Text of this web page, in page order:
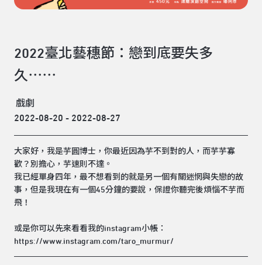
2022臺北藝穗節：戀到底要失多
久⋯⋯
戲劇
2022-08-20 - 2022-08-27
大家好，我是芋圓博士，你最近因為芋不到對的人，而芋芋寡
歡？別擔心，芋速則不達。
我已經單身四年，最不想看到的就是另一個有關迷惘與失戀的故
事，但是我現在有一個45分鐘的要說，保證你聽完後煩惱不芋而
飛！
或是你可以先來看看我的instagram小帳：
https://www.instagram.com/taro_murmur/